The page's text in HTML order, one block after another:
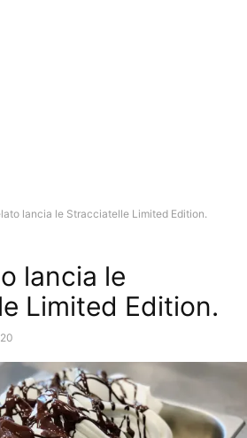
lancia le Stracciatelle Limited Edition.
lancia le
Limited Edition.